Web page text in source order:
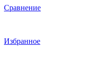
Сравнение
Избранное